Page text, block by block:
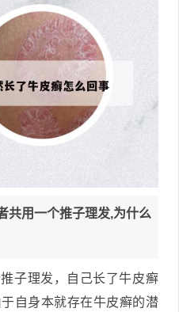
共用一个推子理发,为什么
子理发，自己长了牛皮癣
自身本就存在牛皮癣的潜